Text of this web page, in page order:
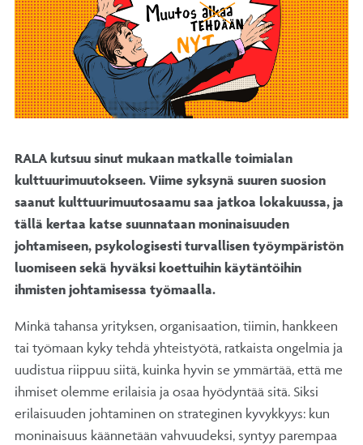
RALA kutsuu sinut mukaan matkalle toimialan
kulttuurimuutokseen. Viime syksynä suuren suosion
saanut kulttuurimuutosaamu saa jatkoa lokakuussa, ja
tällä kertaa katse suunnataan moninaisuuden
johtamiseen, psykologisesti turvallisen työympäristön
luomiseen sekä hyväksi koettuihin käytäntöihin
ihmisten johtamisessa työmaalla.
Minkä tahansa yrityksen, organisaation, tiimin, hankkeen
tai työmaan kyky tehdä yhteistyötä, ratkaista ongelmia ja
uudistua riippuu siitä, kuinka hyvin se ymmärtää, että me
ihmiset olemme erilaisia ja osaa hyödyntää sitä. Siksi
erilaisuuden johtaminen on strateginen kyvykkyys: kun
moninaisuus käännetään vahvuudeksi, syntyy parempaa